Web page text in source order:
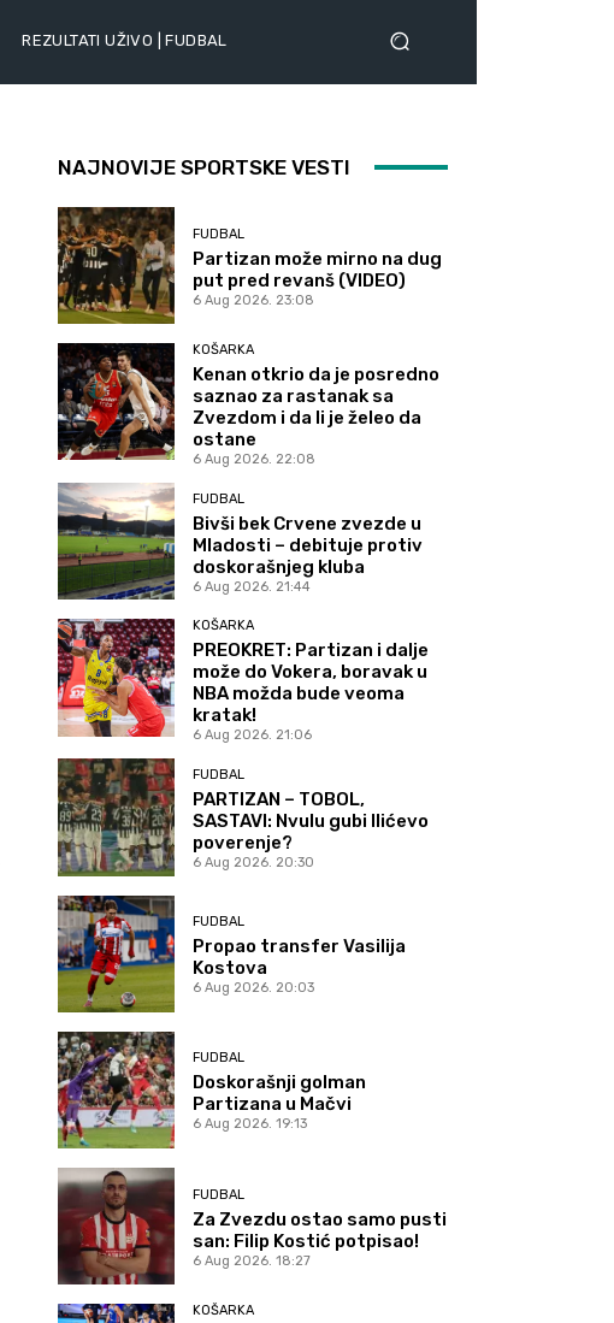
REZULTATI UŽIVO | FUDBAL
NAJNOVIJE SPORTSKE VESTI
FUDBAL
Partizan može mirno na dug
put pred revanš (VIDEO)
6 Aug 2026. 23:08
KOŠARKA
Kenan otkrio da je posredno
saznao za rastanak sa
Zvezdom i da li je želeo da
ostane
6 Aug 2026. 22:08
FUDBAL
Bivši bek Crvene zvezde u
Mladosti – debituje protiv
doskorašnjeg kluba
6 Aug 2026. 21:44
KOŠARKA
PREOKRET: Partizan i dalje
može do Vokera, boravak u
NBA možda bude veoma
kratak!
6 Aug 2026. 21:06
FUDBAL
PARTIZAN – TOBOL,
SASTAVI: Nvulu gubi Ilićevo
poverenje?
6 Aug 2026. 20:30
FUDBAL
Propao transfer Vasilija
Kostova
6 Aug 2026. 20:03
FUDBAL
Doskorašnji golman
Partizana u Mačvi
6 Aug 2026. 19:13
FUDBAL
Za Zvezdu ostao samo pusti
san: Filip Kostić potpisao!
6 Aug 2026. 18:27
KOŠARKA